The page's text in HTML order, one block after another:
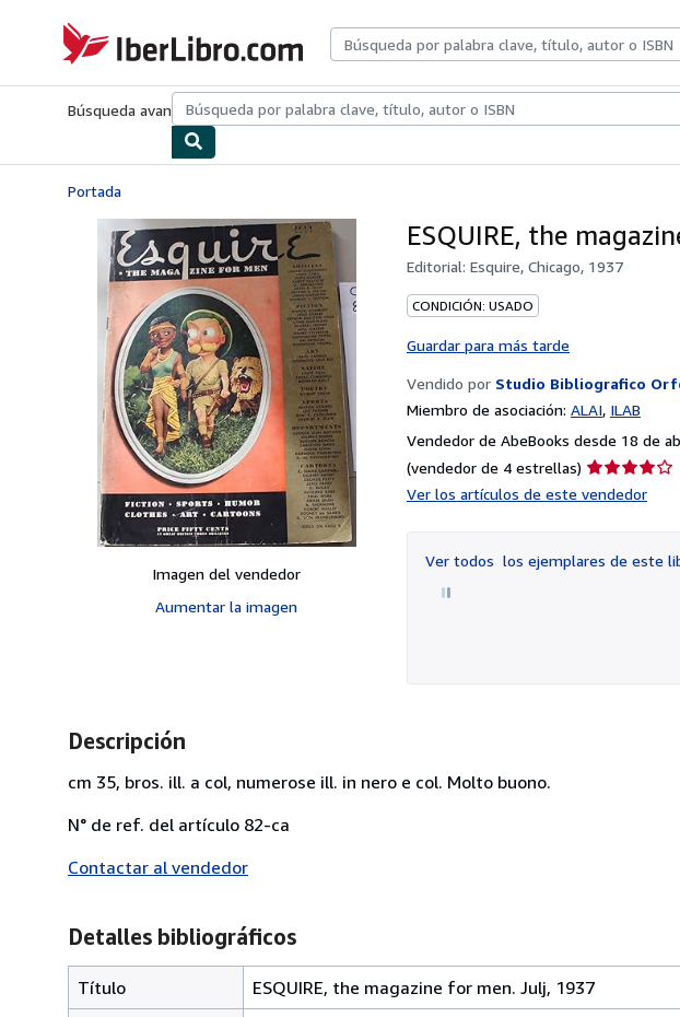
IberLibro.com
Búsqueda avanzadaColecciones Libros antiguosArte y coleccionismo
Portada
Imagen del vendedor
Aumentar la imagen
ESQUIRE, the
Editorial: Esquire, Chicago, 1937
CONDICIÓN: USADO
Guardar para más tarde
Vendido por Studio Bibliografico
Miembro de asociación: ALAI ILAB
Vendedor de AbeBooks desde 18 de
(vendedor de 4 estrellas) Calificación
Ver los artículos de este vendedor
Ver todos los ejemplares de este
Descripción
cm 35, bros. ill. a col, numerose ill. in nero e col. Molto buono.
N° de ref. del artículo 82-ca
Contactar al vendedor
Detalles bibliográficos
Título
ESQUIRE, the magazine for men. Julj, 1937